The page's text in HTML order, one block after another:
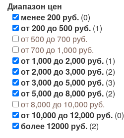
Диапазон цен
менее 200 руб. (0)
от 200 до 500 руб. (1)
от 500 до 700 руб.
от 700 до 1,000 руб.
от 1,000 до 2,000 руб. (1)
от 2,000 до 3,000 руб. (2)
от 3,000 до 5,000 руб. (3)
от 5,000 до 8,000 руб. (2)
от 8,000 до 10,000 руб.
от 10,000 до 12,000 руб. (0)
более 12000 руб. (2)